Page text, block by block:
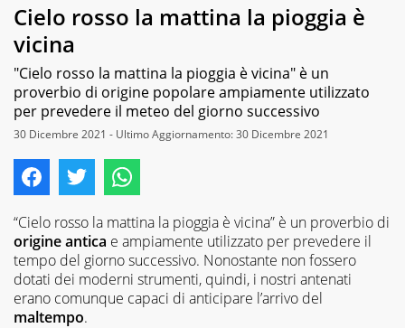
Cielo rosso la mattina la pioggia è
vicina
"Cielo rosso la mattina la pioggia è vicina" è un
proverbio di origine popolare ampiamente utilizzato
per prevedere il meteo del giorno successivo
30 Dicembre 2021 - Ultimo Aggiornamento: 30 Dicembre 2021
“Cielo rosso la mattina la pioggia è vicina” è un proverbio di
origine antica e ampiamente utilizzato per prevedere il
tempo del giorno successivo. Nonostante non fossero
dotati dei moderni strumenti, quindi, i nostri antenati
erano comunque capaci di anticipare l’arrivo del
maltempo.